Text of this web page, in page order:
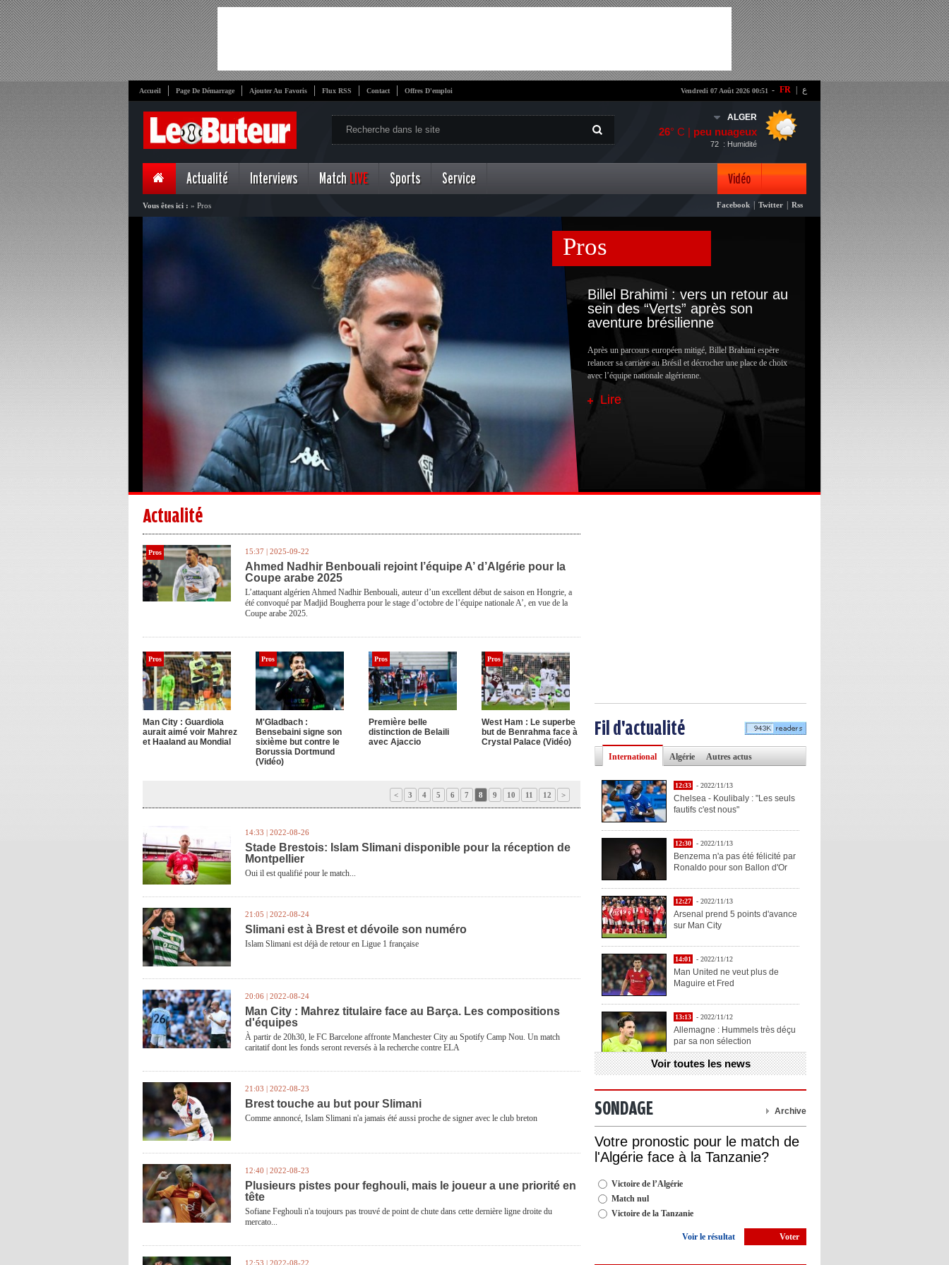
- FR ع Accueil Page De Démarrage Ajouter Au Favoris Flux RSS Contact Offres D'emploi Vendredi 07 Août 2026 00:51
ALGER
26° C | peu nuageux
: Humidité
72
Actualité Interviews Match LIVE Sports Service Vidéo
Photo
Vous êtes ici : » Pros Facebook Twitter Rss
Pros
Billel Brahimi : vers un retour au
sein des “Verts” après son
aventure brésilienne
Après un parcours européen mitigé, Billel Brahimi espère
relancer sa carrière au Brésil et décrocher une place de choix
avec l’équipe nationale algérienne.
Lire
Actualité
Pros 15:37 | 2025-09-22
Ahmed Nadhir Benbouali rejoint l’équipe A’ d’Algérie pour la
Coupe arabe 2025
L’attaquant algérien Ahmed Nadhir Benbouali, auteur d’un excellent début de saison en Hongrie, a
été convoqué par Madjid Bougherra pour le stage d’octobre de l’équipe nationale A’, en vue de la
Coupe arabe 2025.
Pros
Man City : Guardiola
aurait aimé voir Mahrez
et Haaland au Mondial
Pros
M'Gladbach :
Bensebaini signe son
sixième but contre le
Borussia Dortmund
(Vidéo)
Pros
Première belle
distinction de Belaili
avec Ajaccio
Pros
West Ham : Le superbe
but de Benrahma face à
Crystal Palace (Vidéo)
< 3 4 5 6 7 8 9 10 11 12 >
14:33 | 2022-08-26
Stade Brestois: Islam Slimani disponible pour la réception de
Montpellier
Oui il est qualifié pour le match...
21:05 | 2022-08-24
Slimani est à Brest et dévoile son numéro
Islam Slimani est déjà de retour en Ligue 1 française
20:06 | 2022-08-24
Man City : Mahrez titulaire face au Barça. Les compositions
d'équipes
À partir de 20h30, le FC Barcelone affronte Manchester City au Spotify Camp Nou. Un match
caritatif dont les fonds seront reversés à la recherche contre ELA
21:03 | 2022-08-23
Brest touche au but pour Slimani
Comme annoncé, Islam Slimani n'a jamais été aussi proche de signer avec le club breton
12:40 | 2022-08-23
Plusieurs pistes pour feghouli, mais le joueur a une priorité en
tête
Sofiane Feghouli n'a toujours pas trouvé de point de chute dans cette dernière ligne droite du
mercato...
12:53 | 2022-08-22
Fil d'actualité
International Algérie Autres actus
12:33 - 2022/11/13
Chelsea - Koulibaly : "Les seuls
fautifs c'est nous"
12:30 - 2022/11/13
Benzema n'a pas été félicité par
Ronaldo pour son Ballon d'Or
12:27 - 2022/11/13
Arsenal prend 5 points d'avance
sur Man City
14:01 - 2022/11/12
Man United ne veut plus de
Maguire et Fred
13:13 - 2022/11/12
Allemagne : Hummels très déçu
par sa non sélection
13:11 - 2022/11/12
Henry explique la chose qu'il
OL : Blanc veut se prendre la
tête avec Cherki
décision de départ à la retraite
Voir toutes les news
SONDAGE Archive
Votre pronostic pour le match de
l'Algérie face à la Tanzanie?
Victoire de l’Algérie
Match nul
Victoire de la Tanzanie
Voir le résultat Voter